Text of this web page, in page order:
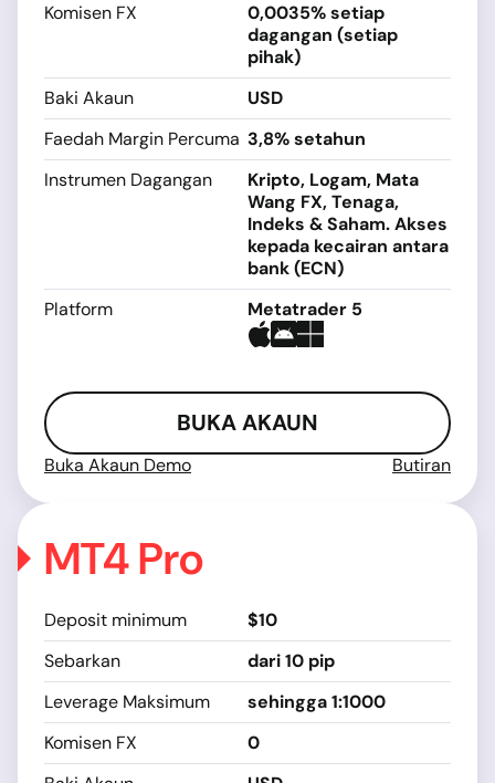
Komisen FX
0,0035% setiap
dagangan (setiap
pihak)
Baki Akaun
USD
Faedah Margin Percuma 3,8% setahun
Instrumen Dagangan
Kripto, Logam, Mata
Wang FX, Tenaga,
Indeks & Saham. Akses
kepada kecairan antara
bank (ECN)
Platform
Metatrader 5
BUKA AKAUN
Buka Akaun Demo Butiran
MT4 Pro
Deposit minimum
$10
Sebarkan
dari 10 pip
Leverage Maksimum
sehingga 1:1000
Komisen FX
0